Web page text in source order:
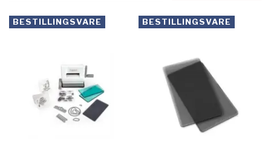
BESTILLINGSVARE BESTILLINGSVARE